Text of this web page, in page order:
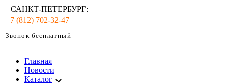
САНКТ-ПЕТЕРБУРГ:
+7 (812) 702-32-47
Звонок бесплатный
Главная
Новости
Каталог